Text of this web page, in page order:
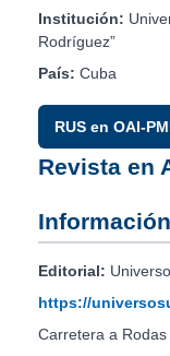
Institución:
Rodríguez”
País: Cuba
RUS en OAI-
Revista en
Editorial:
https://
Carretera a Rodas